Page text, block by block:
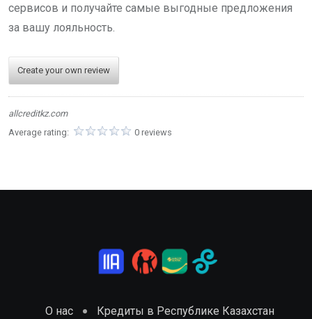
сервисов и получайте самые выгодные предложения
за вашу лояльность.
Create your own review
allcreditkz.com
Average rating:
0 reviews
О нас Кредиты в Республике Казахстан